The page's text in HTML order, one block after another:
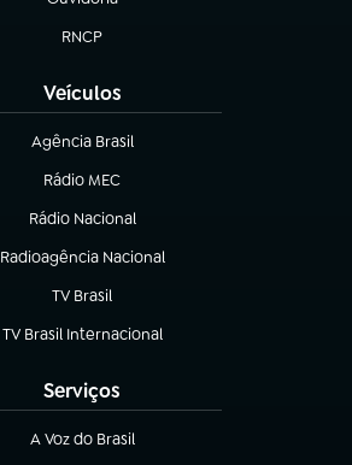
(abre em nova aba)
RNCP
(abre em nova aba)
Veículos
Agência Brasil
(abre em nova aba)
Rádio MEC
(abre em nova aba)
Rádio Nacional
Radioagência Nacional
(abre em nova aba)
TV Brasil
(abre em nova aba)
TV Brasil Internacional
(abre em nova aba)
Serviços
A Voz do Brasil
(abre em nova aba)